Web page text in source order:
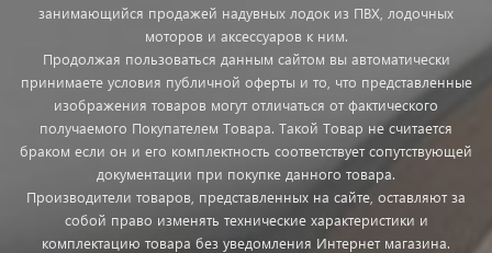
занимающийся продажей надувных лодок из ПВХ, лодочных
моторов и аксессуаров к ним.
Продолжая пользоваться данным сайтом вы автоматически
принимаете условия публичной оферты и то, что представленные
изображения товаров могут отличаться от фактического
получаемого Покупателем Товара. Такой Товар не считается
браком если он и его комплектность соответствует сопутствующей
документации при покупке данного товара.
Производители товаров, представленных на сайте, оставляют за
собой право изменять технические характеристики и
комплектацию товара без уведомления Интернет магазина.